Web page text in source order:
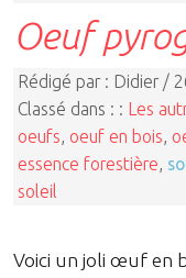
Oeuf
Rédigé par : Didier /
Classé dans : : Les
oeufs oeuf en bois
essence forestière
soleil
Voici un joli œuf en